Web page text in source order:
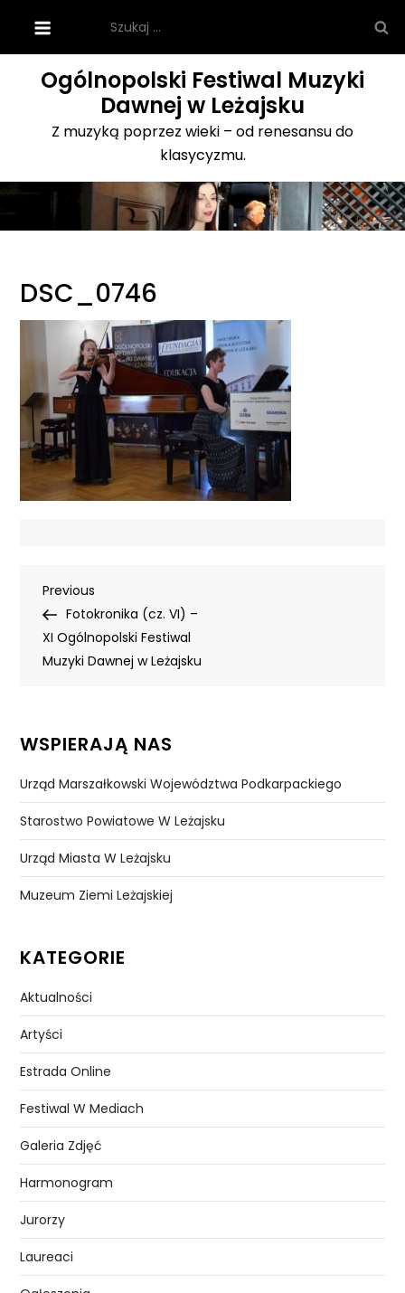
content
Ogólnopolski Festiwal Muzyki
Dawnej w Leżajsku
Z muzyką poprzez wieki – od renesansu do
klasycyzmu.
DSC_0746
Nawigacja
wpisu
Previous
Post
Previous
Fotokronika (cz. VI) –
XI Ogólnopolski Festiwal
Muzyki Dawnej w Leżajsku
WSPIERAJĄ NAS
Urząd Marszałkowski Województwa Podkarpackiego
Starostwo Powiatowe W Leżajsku
Urząd Miasta W Leżajsku
Muzeum Ziemi Leżajskiej
KATEGORIE
Aktualności
Artyści
Estrada Online
Festiwal W Mediach
Galeria Zdjęć
Harmonogram
Jurorzy
Laureaci